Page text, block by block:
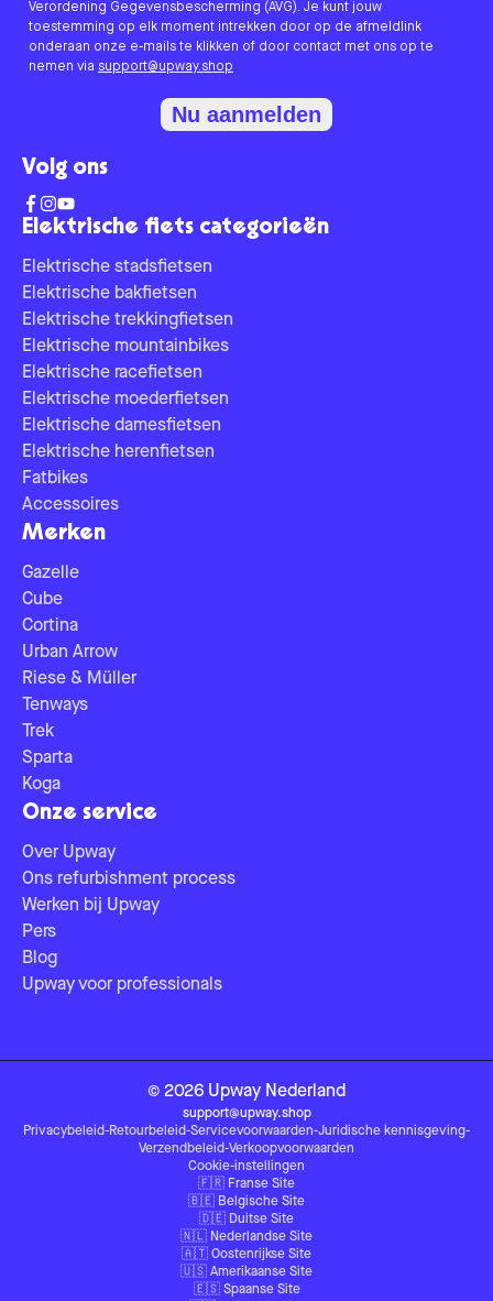
Elektrische fiets categorieën
Elektrische stadsfietsen
Elektrische bakfietsen
Elektrische trekkingfietsen
Elektrische mountainbikes
Elektrische racefietsen
Elektrische moederfietsen
Elektrische damesfietsen
Elektrische herenfietsen
Fatbikes
Accessoires
Merken
Gazelle
Cube
Cortina
Urban Arrow
Riese & Müller
Tenways
Trek
Sparta
Koga
Onze service
Over Upway
Ons refurbishment process
Werken bij Upway
Pers
Blog
Upway voor professionals
Verordening Gegevensbescherming (AVG). Je kunt jouw
toestemming op elk moment intrekken door op de afmeldlink
onderaan onze e-mails te klikken of door contact met ons op te
nemen via support@upway.shop
Nu aanmelden
Volg ons
© 2026 Upway Nederland
support@upway.shop
Privacybeleid-Retourbeleid-Servicevoorwaarden-Juridische kennisgeving-
Verzendbeleid-Verkoopvoorwaarden
Cookie-instellingen
🇫🇷 Franse Site
🇧🇪 Belgische Site
🇩🇪 Duitse Site
🇳🇱 Nederlandse Site
🇦🇹 Oostenrijkse Site
🇺🇸 Amerikaanse Site
🇪🇸 Spaanse Site